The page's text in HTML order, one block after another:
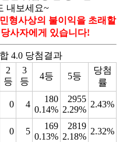
내보세요~
형사상의 불이익을 초래할
사자에게 있습니다!
4.0 당첨결과
2
등
3
등
4등 5등
당첨
률
0 4
180
0.14%
2955
2.29%
2.43%
0 5
169
0.13%
2819
2.18%
2.32%